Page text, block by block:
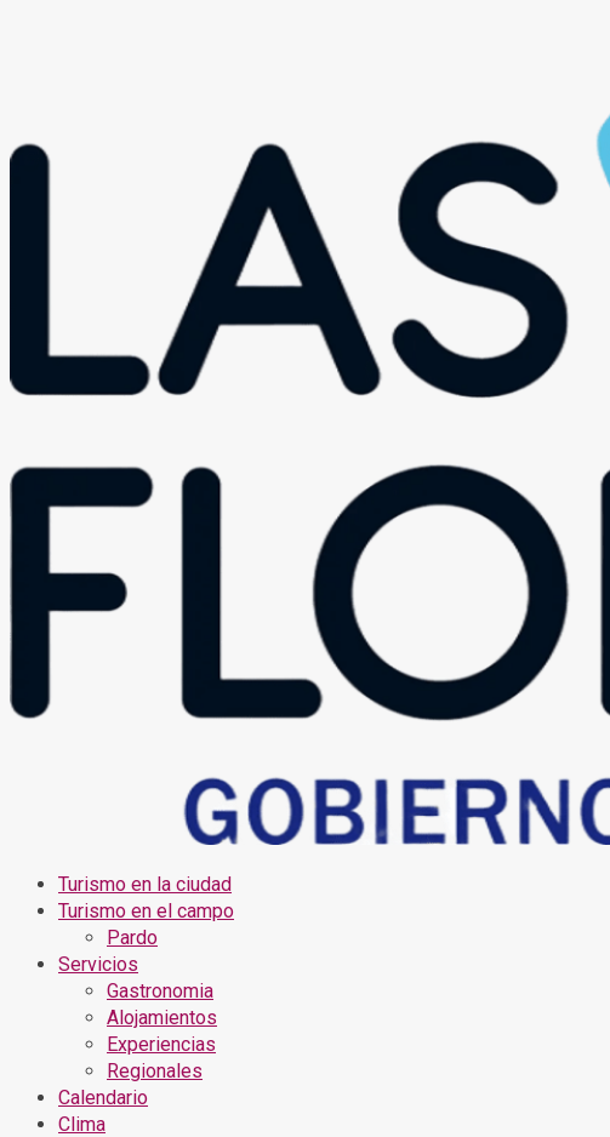
Turismo en la ciudad
Turismo en el campo
Pardo
Servicios
Gastronomia
Alojamientos
Experiencias
Regionales
Calendario
Clima